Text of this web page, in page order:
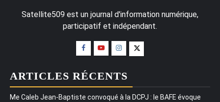
Satellite509 est un journal d'information numérique,
participatif et indépendant.
ARTICLES RÉCENTS
Me Caleb Jean-Baptiste convoqué à la DCPJ : le BAFE évoque